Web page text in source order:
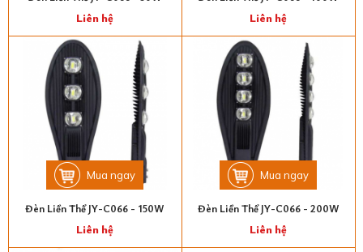
Liên hệ Liên hệ
Mua ngay
Đèn Liền Thể JY-C066 - 150W
Liên hệ
Mua ngay
Đèn Liền Thể JY-C066 - 200W
Liên hệ